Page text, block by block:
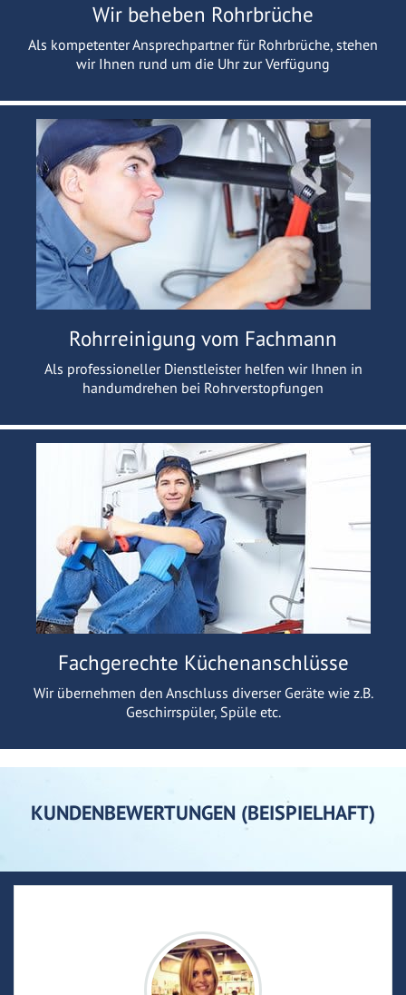
Wir beheben Rohrbrüche
Als kompetenter Ansprechpartner für Rohrbrüche, stehen
wir Ihnen rund um die Uhr zur Verfügung
Rohrreinigung vom Fachmann
Als professioneller Dienstleister helfen wir Ihnen in
handumdrehen bei Rohrverstopfungen
Fachgerechte Küchenanschlüsse
Wir übernehmen den Anschluss diverser Geräte wie z.B.
Geschirrspüler, Spüle etc.
KUNDENBEWERTUNGEN (BEISPIELHAFT)